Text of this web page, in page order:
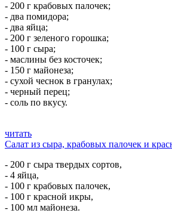
- 200 г крабовых палочек;
- два помидора;
- два яйца;
- 200 г зеленого горошка;
- 100 г сыра;
- маслины без косточек;
- 150 г майонеза;
- сухой чеснок в гранулах;
- черный перец;
- соль по вкусу.
читать
Салат из сыра, крабовых палочек и
- 200 г сыра твердых сортов,
- 4 яйца,
- 100 г крабовых палочек,
- 100 г красной икры,
- 100 мл майонеза.